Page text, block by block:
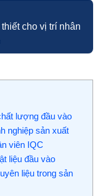
cho vị trí nhân
lượng đầu vào
nghiệp sản xuất
viên IQC
liệu đầu vào
liệu trong sản